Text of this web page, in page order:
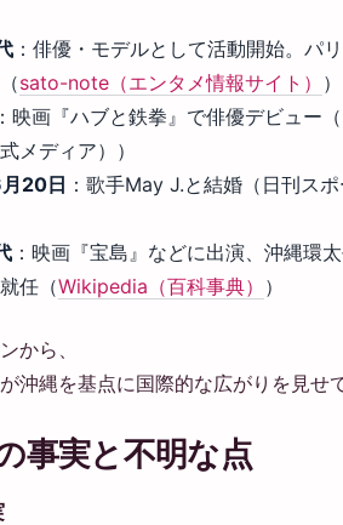
：俳優・モデルとして活動開始。パ
sato-note（エンタメ情報サイト） ）
：映画『ハブと鉄拳』で俳優デビュー
メディア））
20日 ：歌手May J.と結婚（日刊ス
：映画『宝島』などに出演、沖縄環
任（Wikipedia（百科事典） ）
から、
沖縄を基点に国際的な広がりを見せ
事実と不明な点